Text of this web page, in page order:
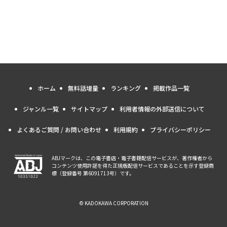
ホーム 無料話増量 ランキング 掲載作品一覧
ジャンル一覧 サイトマップ 利用者情報の外部送信について
よくあるご質問 / お問い合わせ 利用規約 プライバシーポリシー
ABJマークは、この電子書店・電子書籍配信サービスが、著作権者から
コンテンツ使用許諾を得た正規版配信サービスであることを示す登録商
標（登録番号 第6091713号）です。
© KADOKAWA CORPORATION